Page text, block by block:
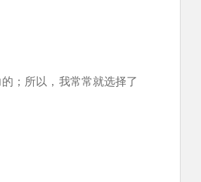
；所以，我常常就选择了